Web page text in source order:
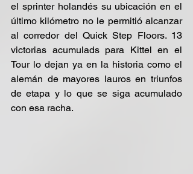
el sprinter holandés su ubicación en el
último kilómetro no le permitió alcanzar
al corredor del Quick Step Floors. 13
victorias acumulads para Kittel en el
Tour lo dejan ya en la historia como el
alemán de mayores lauros en triunfos
de etapa y lo que se siga acumulado
con esa racha.